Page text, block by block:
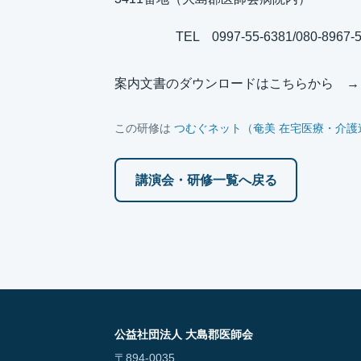
TEL 0997-55-6381/080-8967-
案内文書のダウンロードはこちらか
この研修は つむぐネット（奄美 在宅医療・介護
講演会・研修一覧へ戻る
公益社団法人 大島郡医師会
〒894-0035